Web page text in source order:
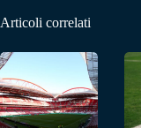
Articoli correlati